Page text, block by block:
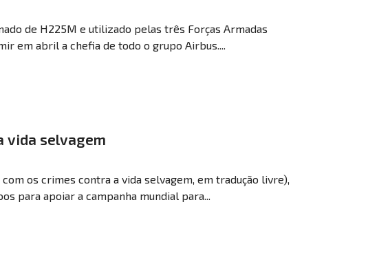
de H225M e utilizado pelas três Forças Armadas
em abril a chefia de todo o grupo Airbus....
vida selvagem
os crimes contra a vida selvagem, em tradução livre),
para apoiar a campanha mundial para...